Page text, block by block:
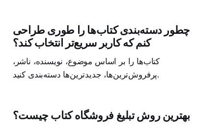
چطور دسته‌بندی کتاب‌ها را طوری طراحی
کنم که کاربر سریع‌تر انتخاب کند؟
کتاب‌ها را بر اساس موضوع، نویسنده، ناشر،
پرفروش‌ترین‌ها، جدیدترین‌ها دسته‌بندی کنید.
بهترین روش تبلیغ فروشگاه کتاب چیست؟